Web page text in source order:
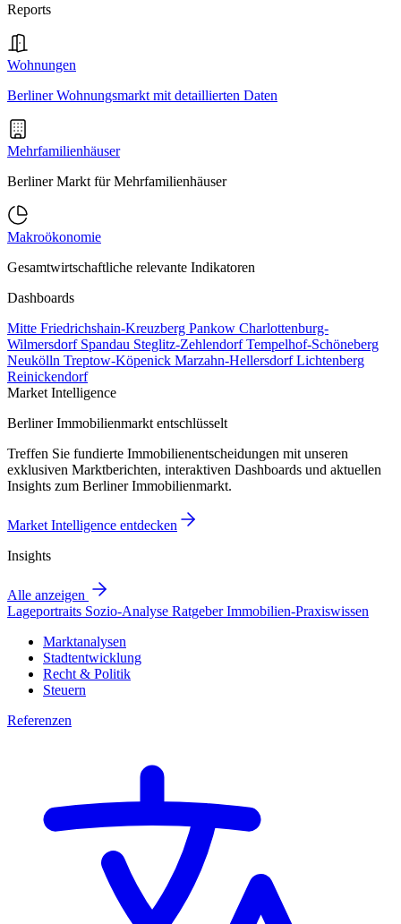
Reports
Wohnungen
Berliner Wohnungsmarkt mit detaillierten Daten
Mehrfamilienhäuser
Berliner Markt für Mehrfamilienhäuser
Makroökonomie
Gesamtwirtschaftliche relevante Indikatoren
Dashboards
Mitte Friedrichshain-Kreuzberg Pankow Charlottenburg-
Wilmersdorf Spandau Steglitz-ZehlendorfTempelhof-Schöneberg
Neukölln Treptow-Köpenick Marzahn-HellersdorfLichtenberg
Reinickendorf
Market Intelligence
Berliner Immobilienmarkt entschlüsselt
Treffen Sie fundierte Immobilienentscheidungen mit unseren
exklusiven Marktberichten, interaktiven Dashboards und aktuellen
Insights zum Berliner Immobilienmarkt.
Market Intelligence entdecken
Insights
Alle anzeigen
Lageportraits Sozio-Analyse RatgeberImmobilien-Praxiswissen
Marktanalysen
Stadtentwicklung
Recht & Politik
Steuern
Referenzen